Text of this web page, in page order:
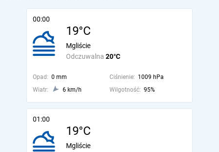
00:00
19°C
Odczuwalna 20°C
Mgliście
Opad: 0 mm Ciśnienie: 1009 hPa
Wiatr:
6 km/h Wilgotność: 95%
01:00
19°C
Mgliście